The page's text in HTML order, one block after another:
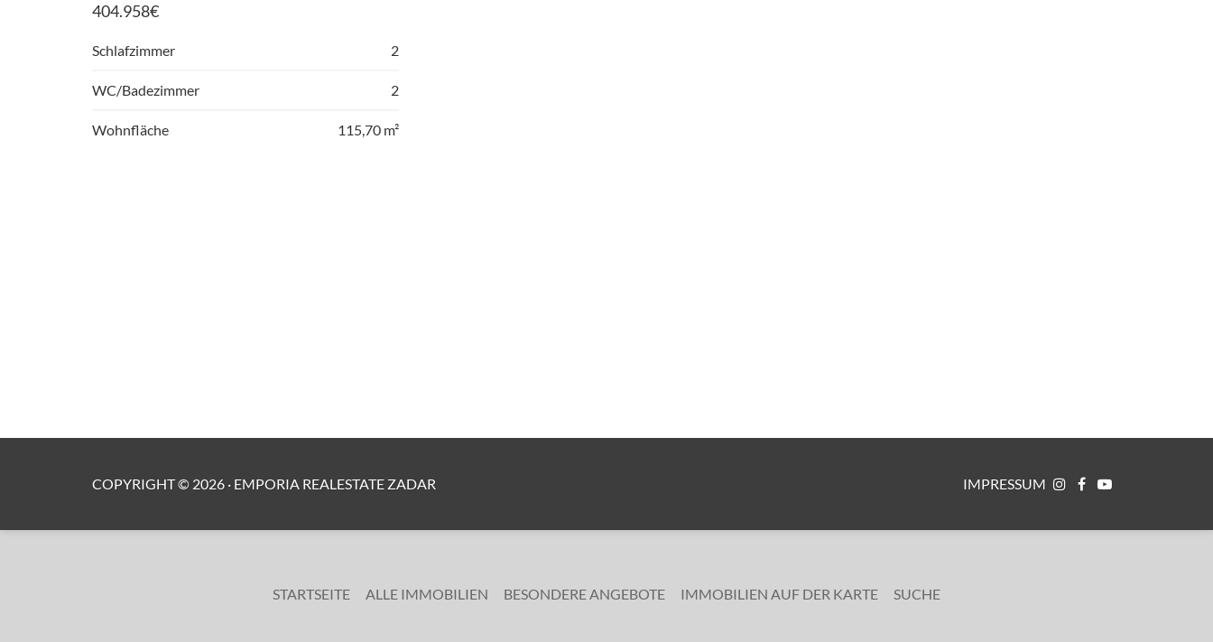
404.958€
Schlafzimmer 2
WC/Badezimmer 2
Wohnfläche 115,70 m²
COPYRIGHT © 2026 · EMPORIA REALESTATE ZADAR IMPRESSUM
STARTSEITE ALLE IMMOBILIEN BESONDERE ANGEBOTE IMMOBILIEN AUF DER KARTE SUCHE